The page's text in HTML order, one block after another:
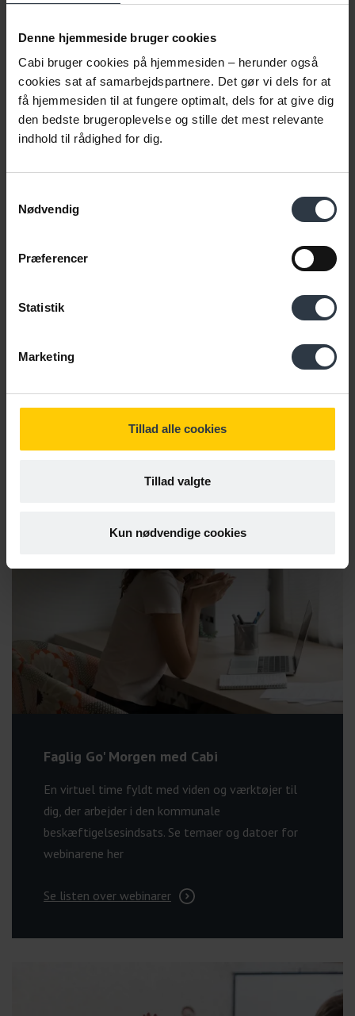
Denne hjemmeside bruger cookies
Cabi bruger cookies på hjemmesiden – herunder også
cookies sat af samarbejdspartnere. Det gør vi dels for at
få hjemmesiden til at fungere optimalt, dels for at give dig
den bedste brugeroplevelse og stille det mest relevante
indhold til rådighed for dig.
Nødvendig
Præferencer
Statistik
Marketing
Tillad alle cookies
Tillad valgte
Kun nødvendige cookies
Ella Petersen
Samarbejde mellem kommuner og virksomheder |
Organisations- og ledelsesudvikling | S'et i ESG |
Inklusionskapacitet | Beskæftigelsesindsats |
Virksomhedsforståelse | Strategi |
Faglig Go' Morgen med Cabi
En virtuel time fyldt med viden og værktøjer til
dig, der arbejder i den kommunale
beskæftigelsesindsats. Se temaer og datoer for
webinarene her
Se listen over webinarer